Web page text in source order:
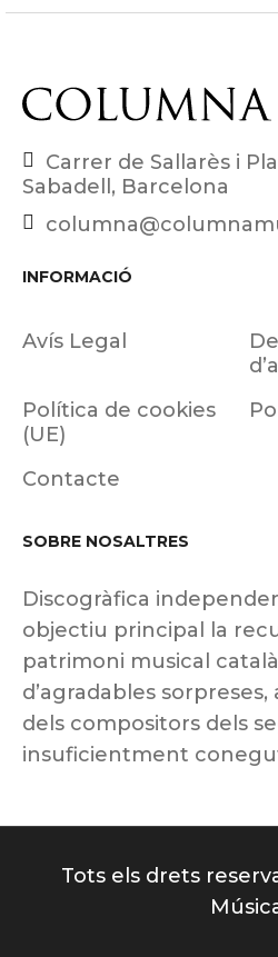
Carrer de Sallarès i
Sabadell, Barcelona
INFORMACIÓ
Avís Legal
Política de cookies
(UE)
Contacte
SOBRE NOSALTRES
Discogràfica
objectiu principal la
patrimoni musical
d’agradables sorpreses,
dels compositors dels
insuficientment
Tots els drets